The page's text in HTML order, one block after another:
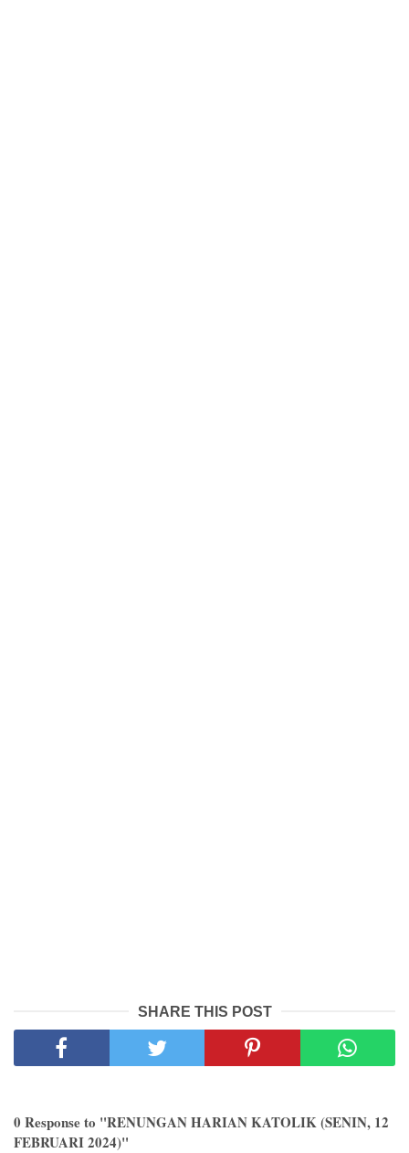
SHARE THIS POST
0 Response to "RENUNGAN HARIAN KATOLIK (SENIN, 12
FEBRUARI 2024)"